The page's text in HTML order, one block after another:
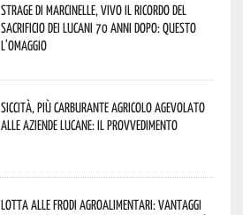
Strage di Marcinelle, vivo il ricordo del
sacrificio dei lucani 70 anni dopo: questo
l’omaggio
Siccità, più carburante agricolo agevolato
alle aziende lucane: il provvedimento
Lotta alle frodi agroalimentari: vantaggi